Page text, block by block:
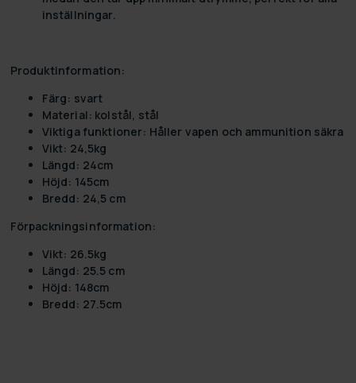
inställningar.
Produktinformation:
Färg: svart
Material: kolstål, stål
Viktiga funktioner: Håller vapen och ammunition säkra
Vikt: 24,5kg
Längd: 24cm
Höjd: 145cm
Bredd: 24,5 cm
Förpackningsinformation:
Vikt: 26.5kg
Längd: 25.5 cm
Höjd: 148cm
Bredd: 27.5cm